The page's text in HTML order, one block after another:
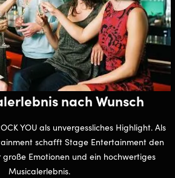
nach Wunsch
YOU als unvergessliches Highlight. Als
schafft Stage Entertainment den
Emotionen und ein hochwertiges
Musicalerlebnis.